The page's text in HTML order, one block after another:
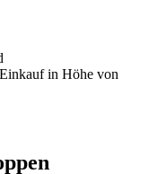
in Höhe von